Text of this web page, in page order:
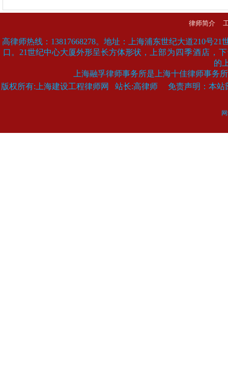
律师简介
高律师热线：13817668278。 地址：
上海浦东世纪大道210号
口。21世纪中心大厦外形呈长方体形状，
上部为四季酒店，
的
上海融孚律师事务所是上海十佳律师事务
版权所有:上海建设工程律师网 站长:高律师 免责声明：本站